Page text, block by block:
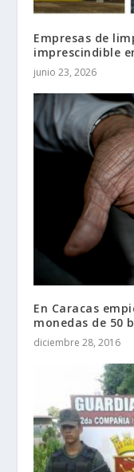
Empresas de
imprescindible
junio 23, 2026
En Caracas
monedas de 50
diciembre 28, 2016